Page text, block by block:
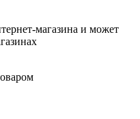
магазина и может